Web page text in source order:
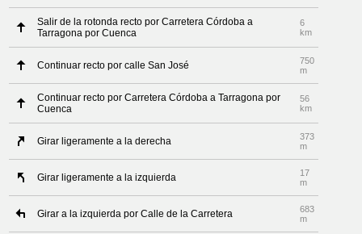
Salir de la rotonda recto por Carretera Córdoba a
Tarragona por Cuenca
6
km
Continuar recto por calle San José
750
m
Continuar recto por Carretera Córdoba a Tarragona por
Cuenca
56
km
Girar ligeramente a la derecha
373
m
Girar ligeramente a la izquierda
17
m
Girar a la izquierda por Calle de la Carretera
683
m